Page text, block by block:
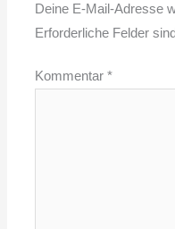
Deine E-Mail-Adresse
Erforderliche Felder
Kommentar*